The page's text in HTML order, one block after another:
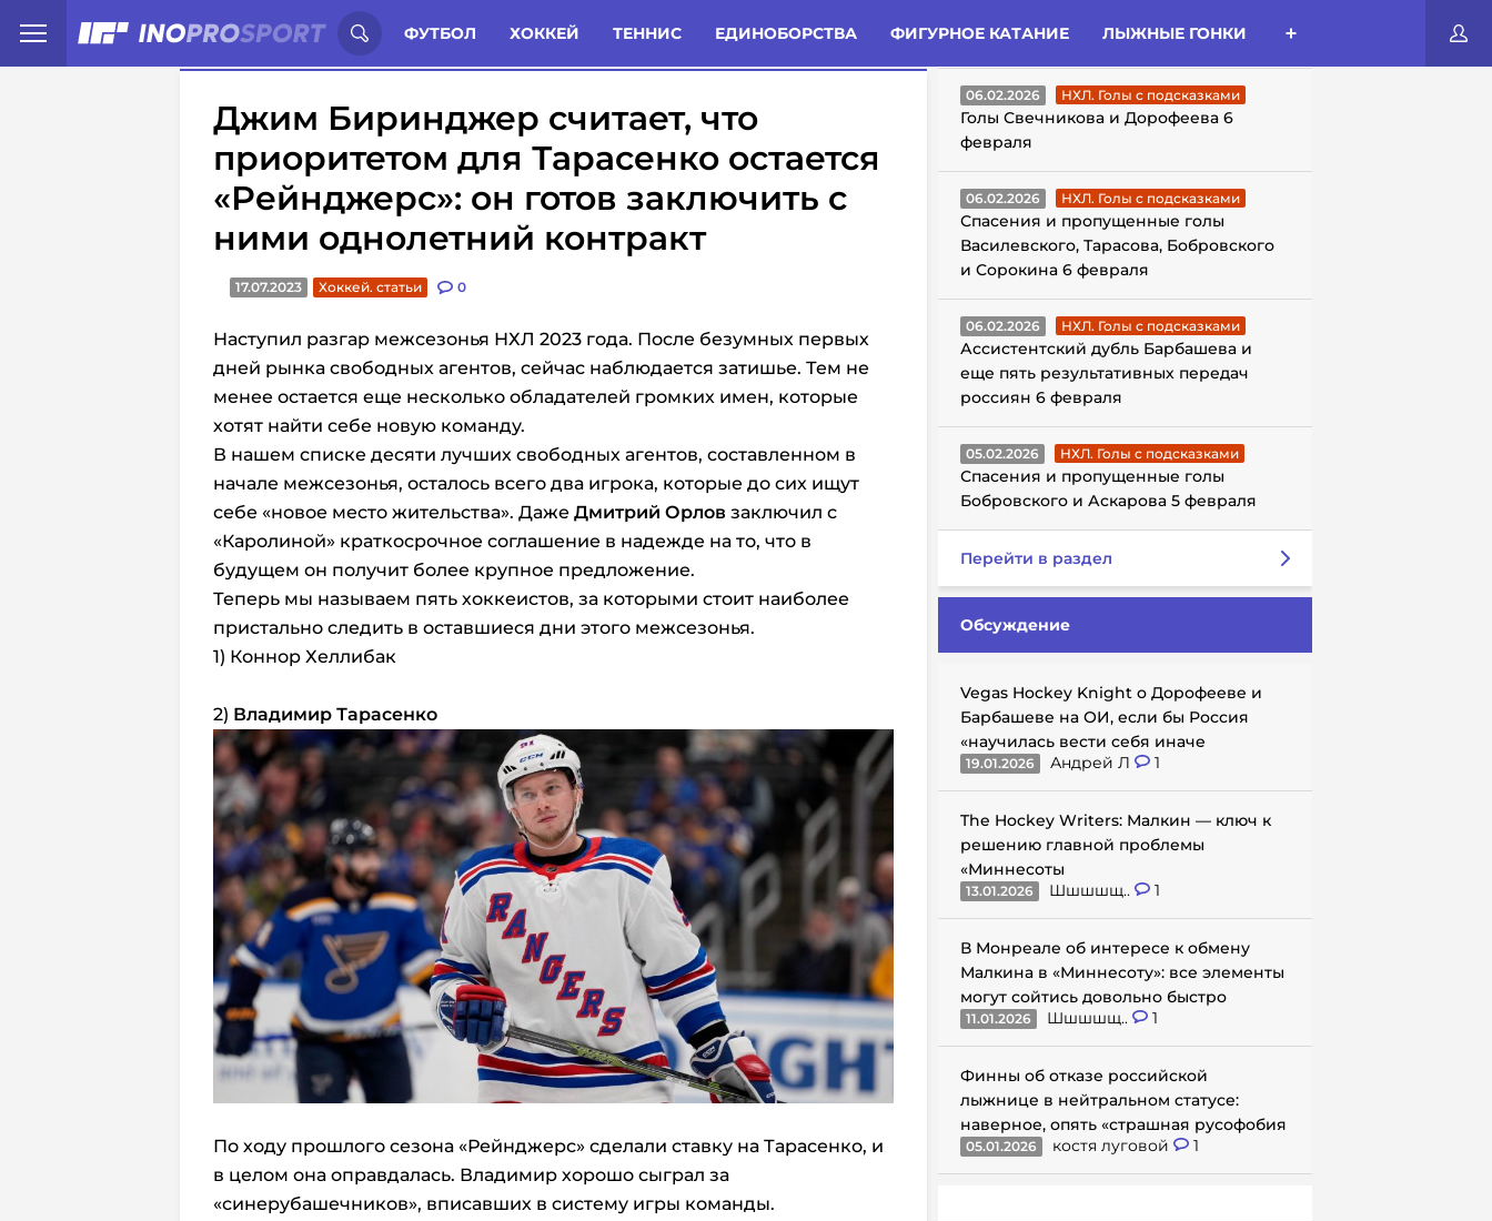
ФУТБОЛ ХОККЕЙ ТЕННИС ЕДИНОБОРСТВА ФИГУРНОЕ КАТАНИЕ ЛЫЖНЫЕ ГОНКИ
Иностранцы о спорте России: Статьи Комменты Новости
Джим Биринджер считает, что
приоритетом для Тарасенко остается
«Рейнджерс»: он готов заключить с
ними однолетний контракт
17.07.2023 Хоккей. статьи 0
Наступил разгар межсезонья НХЛ 2023 года. После безумных первых
дней рынка свободных агентов, сейчас наблюдается затишье. Тем не
менее остается еще несколько обладателей громких имен, которые
хотят найти себе новую команду.
В нашем списке десяти лучших свободных агентов, составленном в
начале межсезонья, осталось всего два игрока, которые до сих ищут
себе «новое место жительства». Даже Дмитрий Орлов заключил с
«Каролиной» краткосрочное соглашение в надежде на то, что в
будущем он получит более крупное предложение.
Теперь мы называем пять хоккеистов, за которыми стоит наиболее
пристально следить в оставшиеся дни этого межсезонья.
1) Коннор Хеллибак
2) Владимир Тарасенко
По ходу прошлого сезона «Рейнджерс» сделали ставку на Тарасенко, и
в целом она оправдалась. Владимир хорошо сыграл за
«синерубашечников», вписавших в систему игры команды.
ГОЛЫ С ПОДСКАЗКАМИ
06.02.2026 НХЛ. Голы с подсказками
Голы Свечникова и Дорофеева 6
февраля
06.02.2026 НХЛ. Голы с подсказками
Спасения и пропущенные голы
Василевского, Тарасова, Бобровского
и Сорокина 6 февраля
06.02.2026 НХЛ. Голы с подсказками
Ассистентский дубль Барбашева и
еще пять результативных передач
россиян 6 февраля
05.02.2026 НХЛ. Голы с подсказками
Спасения и пропущенные голы
Бобровского и Аскарова 5 февраля
Перейти в раздел
Обсуждение
Vegas Hockey Knight о Дорофееве и
Барбашеве на ОИ, если бы Россия
«научилась вести себя иначе
19.01.2026 Андрей Л 1
The Hockey Writers: Малкин — ключ к
решению главной проблемы
«Миннесоты
13.01.2026 Шшшшщ.. 1
В Монреале об интересе к обмену
Малкина в «Миннесоту»: все элементы
могут сойтись довольно быстро
11.01.2026 Шшшшщ.. 1
Финны об отказе российской
лыжнице в нейтральном статусе:
наверное, опять «страшная русофобия
05.01.2026 костя луговой 1